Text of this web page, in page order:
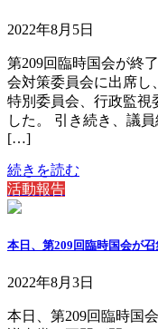
2022年8月5日
第209回臨時国会が終
会対策委員会に出席し
特別委員会、行政監視
した。 引き続き、議
[…]
続きを読む
活動報告
本日、第209回臨時国会が
2022年8月3日
本日、第209回臨時国